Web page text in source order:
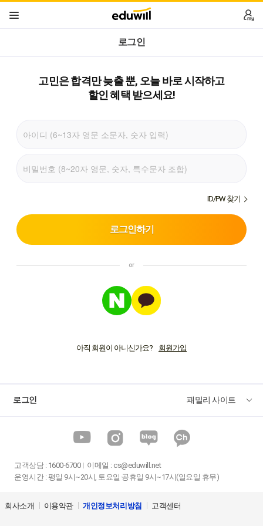
로그인
고민은 합격만 늦출 뿐, 오늘 바로 시작하고
할인 혜택 받으세요!
ID/PW 찾기
로그인하기
아직 회원이 아니신가요?
로그인 패밀리 사이트
고객상담: 1600-6700 이메일 : cs@eduwill.net
운영시간 : 평일 9시~20시, 토요일·공휴일 9시~17시(일요일 휴무)
회사소개 이용약관 개인정보처리방침 고객센터